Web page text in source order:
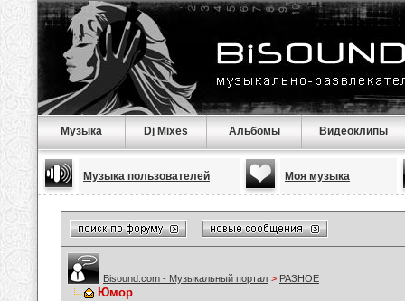
Музыка Dj Mixes Альбомы Видеоклипы
Музыка пользователей Моя музыка
Bisound.com - Музыкальный портал > РАЗНОЕ
Юмор